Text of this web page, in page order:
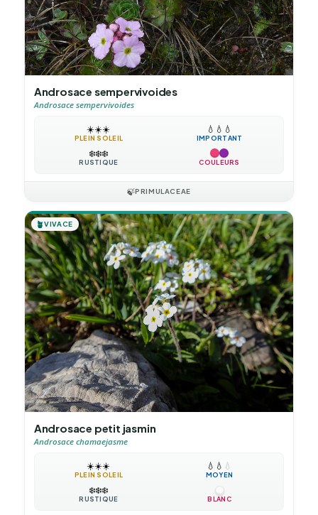
Androsace sempervivoides
Androsace sempervivoides
☀️☀️☀️
PLEIN SOLEIL
💧 💧 💧
IMPORTANT
❄️❄️❄️
RUSTIQUE COULEURS
🍃PRIMULACEAE
🪴VIVACE
Androsace petit jasmin
Androsace chamaejasme
☀️☀️☀️
PLEIN SOLEIL
💧 💧 💧
MOYEN
❄️❄️❄️
RUSTIQUE BLANC